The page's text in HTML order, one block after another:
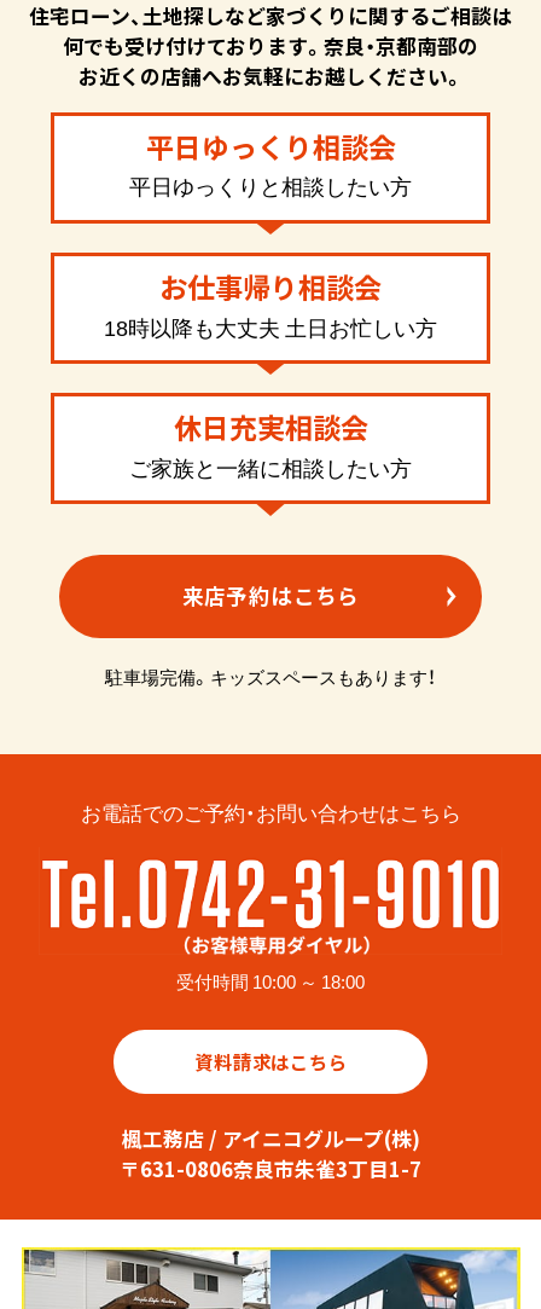
住宅ローン、土地探しなど家づくりに関するご相談は
何でも受け付けております。奈良・京都南部の
お近くの店舗へお気軽にお越しください。
平日ゆっくり相談会
平日ゆっくりと相談したい方
お仕事帰り相談会
18時以降も大丈夫 土日お忙しい方
休日充実相談会
ご家族と一緒に相談したい方
来店予約はこちら
駐車場完備。キッズスペースもあります！
お電話でのご予約・お問い合わせはこちら
受付時間 10:00 ～ 18:00
資料請求はこちら
楓工務店 / アイニコグループ(株)
〒631-0806奈良市朱雀3丁目1-7